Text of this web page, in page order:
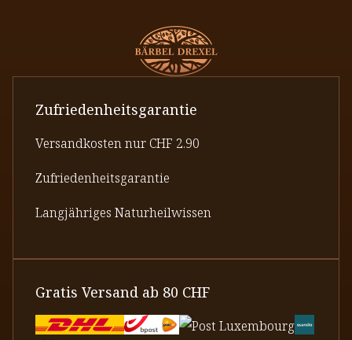
Zufriedenheitsgarantie
Versandkosten nur CHF 2.90
Zufriedenheitsgarantie
Langjähriges Naturheilwissen
Gratis Versand ab 80 CHF